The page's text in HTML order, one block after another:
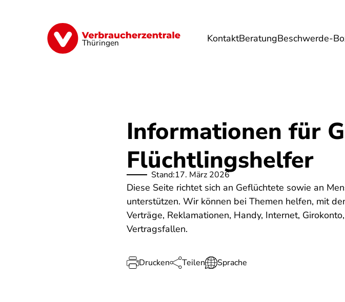
Thüringen KontaktBeratungBeschwerde-
Finanzen Digitales Lebensmittel Umwelt
Informationen für
Flüchtlingshelfer
Stand:17. März 2026
Diese Seite richtet sich an Geflüchtete sowie an
unterstützen. Wir können bei Themen helfen, mit
Verträge, Reklamationen, Handy, Internet,
Vertragsfallen.
Drucken Teilen Sprache